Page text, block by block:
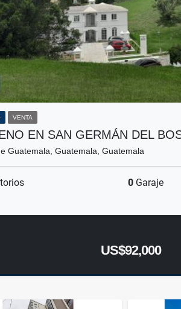
VENTA
EN SAN GERMÁN DEL
Guatemala, Guatemala, Guatemala
0 Garaje
US$92,000